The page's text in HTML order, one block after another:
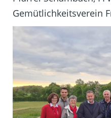
Gemütlichkeitsverein